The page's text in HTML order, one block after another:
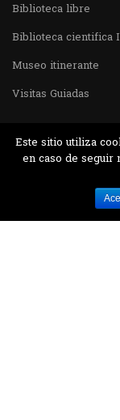
Biblioteca libre
Biblioteca cientifica
Museo itinerante
Visitas Guiadas
Desarrollado por
Este sitio utiliza
en caso de seguir